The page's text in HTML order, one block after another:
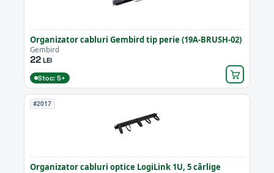
Organizator cabluri Gembird tip perie (19A-BRUSH-02)
Gembird
22LEI
Stoc: 5+
#2017
Organizator cabluri optice LogiLink 1U, 5 cârlige